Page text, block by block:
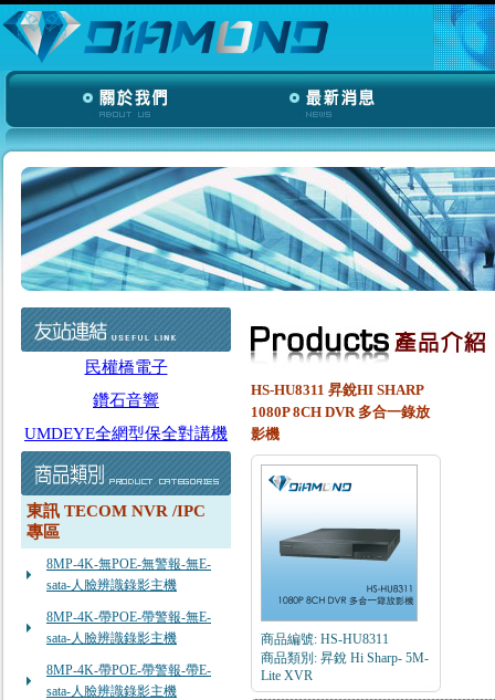
民權橋電子
鑽石音響
UMDEYE全網型保全對講機
東訊 TECOM NVR /IPC
專區
8MP-4K-無POE-無警報-無E-
sata-人臉辨識錄影主機
8MP-4K-帶POE-帶警報-無E-
sata-人臉辨識錄影主機
8MP-4K-帶POE-帶警報-帶E-
sata-人臉辨識錄影主機
HS-HU8311 昇銳HI SHARP
1080P 8CH DVR 多合一錄放
影機
商品編號: HS-HU8311
商品類別: 昇銳 Hi Sharp- 5M-
Lite XVR